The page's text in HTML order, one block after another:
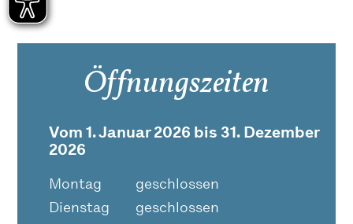
Öffnungszeiten
Vom 1. Januar 2026 bis 31. Dezember
2026
Montag
geschlossen
Dienstag
geschlossen